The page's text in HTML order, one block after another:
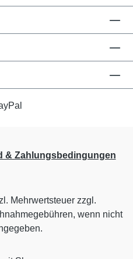
& Zahlungsbedingungen
Mehrwertsteuer zzgl.
wenn nicht